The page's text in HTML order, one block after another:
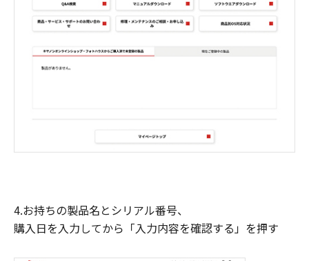
4.お持ちの製品名とシリアル番号、
購入日を入力してから「入力内容を確認する」を押す